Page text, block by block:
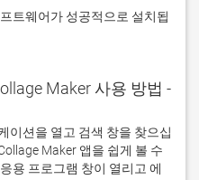
Maker 사용 방법 -
이션을 열고 검색 창을 찾으십
Maker 앱을 쉽게 볼 수
용 프로그램 창이 열리고 에